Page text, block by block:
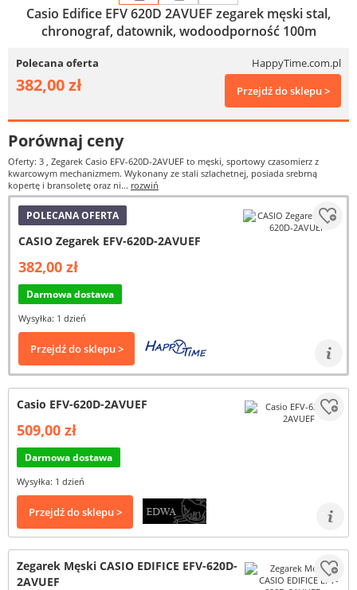
Casio Edifice EFV 620D 2AVUEF zegarek męski stal,
chronograf, datownik, wodoodporność 100m
Polecana oferta HappyTime.com.pl
382,00 zł Przejdź do sklepu >
Porównaj ceny
Oferty: 3 , Zegarek Casio EFV-620D-2AVUEF to męski, sportowy czasomierz z
kwarcowym mechanizmem. Wykonany ze stali szlachetnej, posiada srebrną
kopertę i bransoletę oraz ni... rozwiń
POLECANA OFERTA
CASIO Zegarek EFV-620D-2AVUEF
382,00 zł
Darmowa dostawa
Wysyłka: 1 dzień
Przejdź do sklepu >
Casio EFV-620D-2AVUEF
509,00 zł
Darmowa dostawa
Wysyłka: 1 dzień
Przejdź do sklepu >
Zegarek Męski CASIO EDIFICE EFV-620D-
2AVUEF